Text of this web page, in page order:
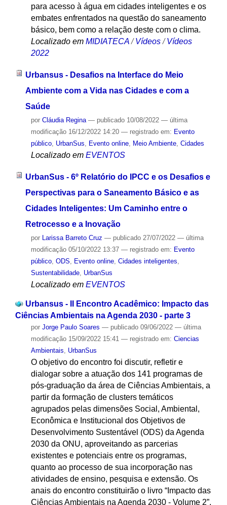
para acesso à água em cidades inteligentes e os
embates enfrentados na questão do saneamento
básico, bem como a relação deste com o clima.
Localizado em MIDIATECA /Vídeos /Vídeos
2022
Urbansus - Desafios na Interface do Meio
Ambiente com a Vida nas Cidades e com a
Saúde
por Cláudia Regina — publicado10/08/2022 — última
modificação16/12/2022 14:20 — registrado em: Evento
público, UrbanSus, Evento online, Meio Ambiente, Cidades
Localizado em EVENTOS
UrbanSus - 6º Relatório do IPCC e os Desafios e
Perspectivas para o Saneamento Básico e as
Cidades Inteligentes: Um Caminho entre o
Retrocesso e a Inovação
por Larissa Barreto Cruz — publicado27/07/2022 — última
modificação05/10/2022 13:37 — registrado em: Evento
público, ODS Evento online, Cidades inteligentes
Sustentabilidade, UrbanSus
Localizado em EVENTOS
Urbansus - II Encontro Acadêmico: Impacto das
Ciências Ambientais na Agenda 2030 - parte 3
por Jorge Paulo Soares — publicado09/06/2022 — última
modificação15/09/2022 15:41 — registrado em: Ciencias
Ambientais, UrbanSus
O objetivo do encontro foi discutir, refletir e
dialogar sobre a atuação dos 141 programas de
pós-graduação da área de Ciências Ambientais, a
partir da formação de clusters temáticos
agrupados pelas dimensões Social, Ambiental,
Econômica e Institucional dos Objetivos de
Desenvolvimento Sustentável (ODS) da Agenda
2030 da ONU, aproveitando as parcerias
existentes e potenciais entre os programas,
quanto ao processo de sua incorporação nas
atividades de ensino, pesquisa e extensão. Os
anais do encontro constituirão o livro “Impacto das
Ciências Ambientais na Agenda 2030 - Volume 2”,